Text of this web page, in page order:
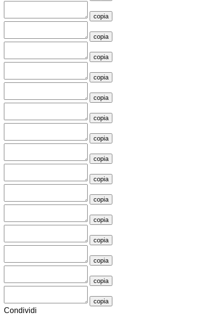
copia
copia
copia
copia
copia
copia
copia
copia
copia
copia
copia
copia
copia
copia
copia
Condividi